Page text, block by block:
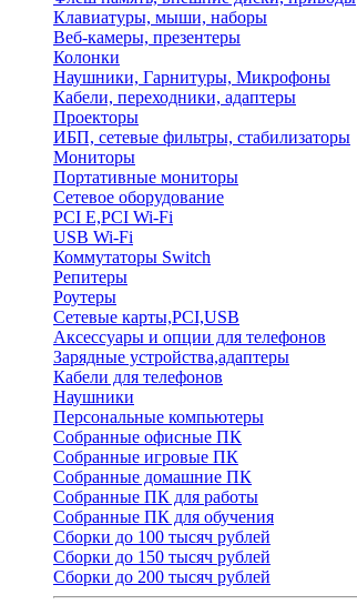
Клавиатуры, мыши, наборы
Веб-камеры, презентеры
Колонки
Наушники, Гарнитуры, Микрофоны
Кабели, переходники, адаптеры
Проекторы
ИБП, сетевые фильтры, стабилизаторы
Мониторы
Портативные мониторы
Сетевое оборудование
PCI E,PCI Wi-Fi
USB Wi-Fi
Коммутаторы Switch
Репитеры
Роутеры
Сетевые карты,PCI,USB
Аксессуары и опции для телефонов
Зарядные устройства,адаптеры
Кабели для телефонов
Наушники
Персональные компьютеры
Собранные офисные ПК
Собранные игровые ПК
Собранные домашние ПК
Собранные ПК для работы
Собранные ПК для обучения
Сборки до 100 тысяч рублей
Сборки до 150 тысяч рублей
Сборки до 200 тысяч рублей